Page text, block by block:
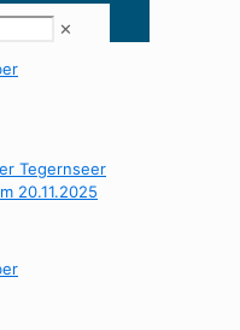
✕
Tegernseer
20.11.2025